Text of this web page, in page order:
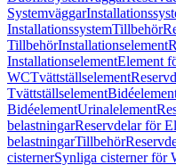
Systemväggar
InstallationssystemTillbehör
TillbehörInstallationselement
InstallationselementElement
WCTvättställselement
Tvättställselement
BidéelementUrinalelement
belastningarReservdelar för
belastningarTillbehör
cisternerSynliga cisterner för